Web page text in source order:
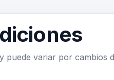
puede variar por cambios